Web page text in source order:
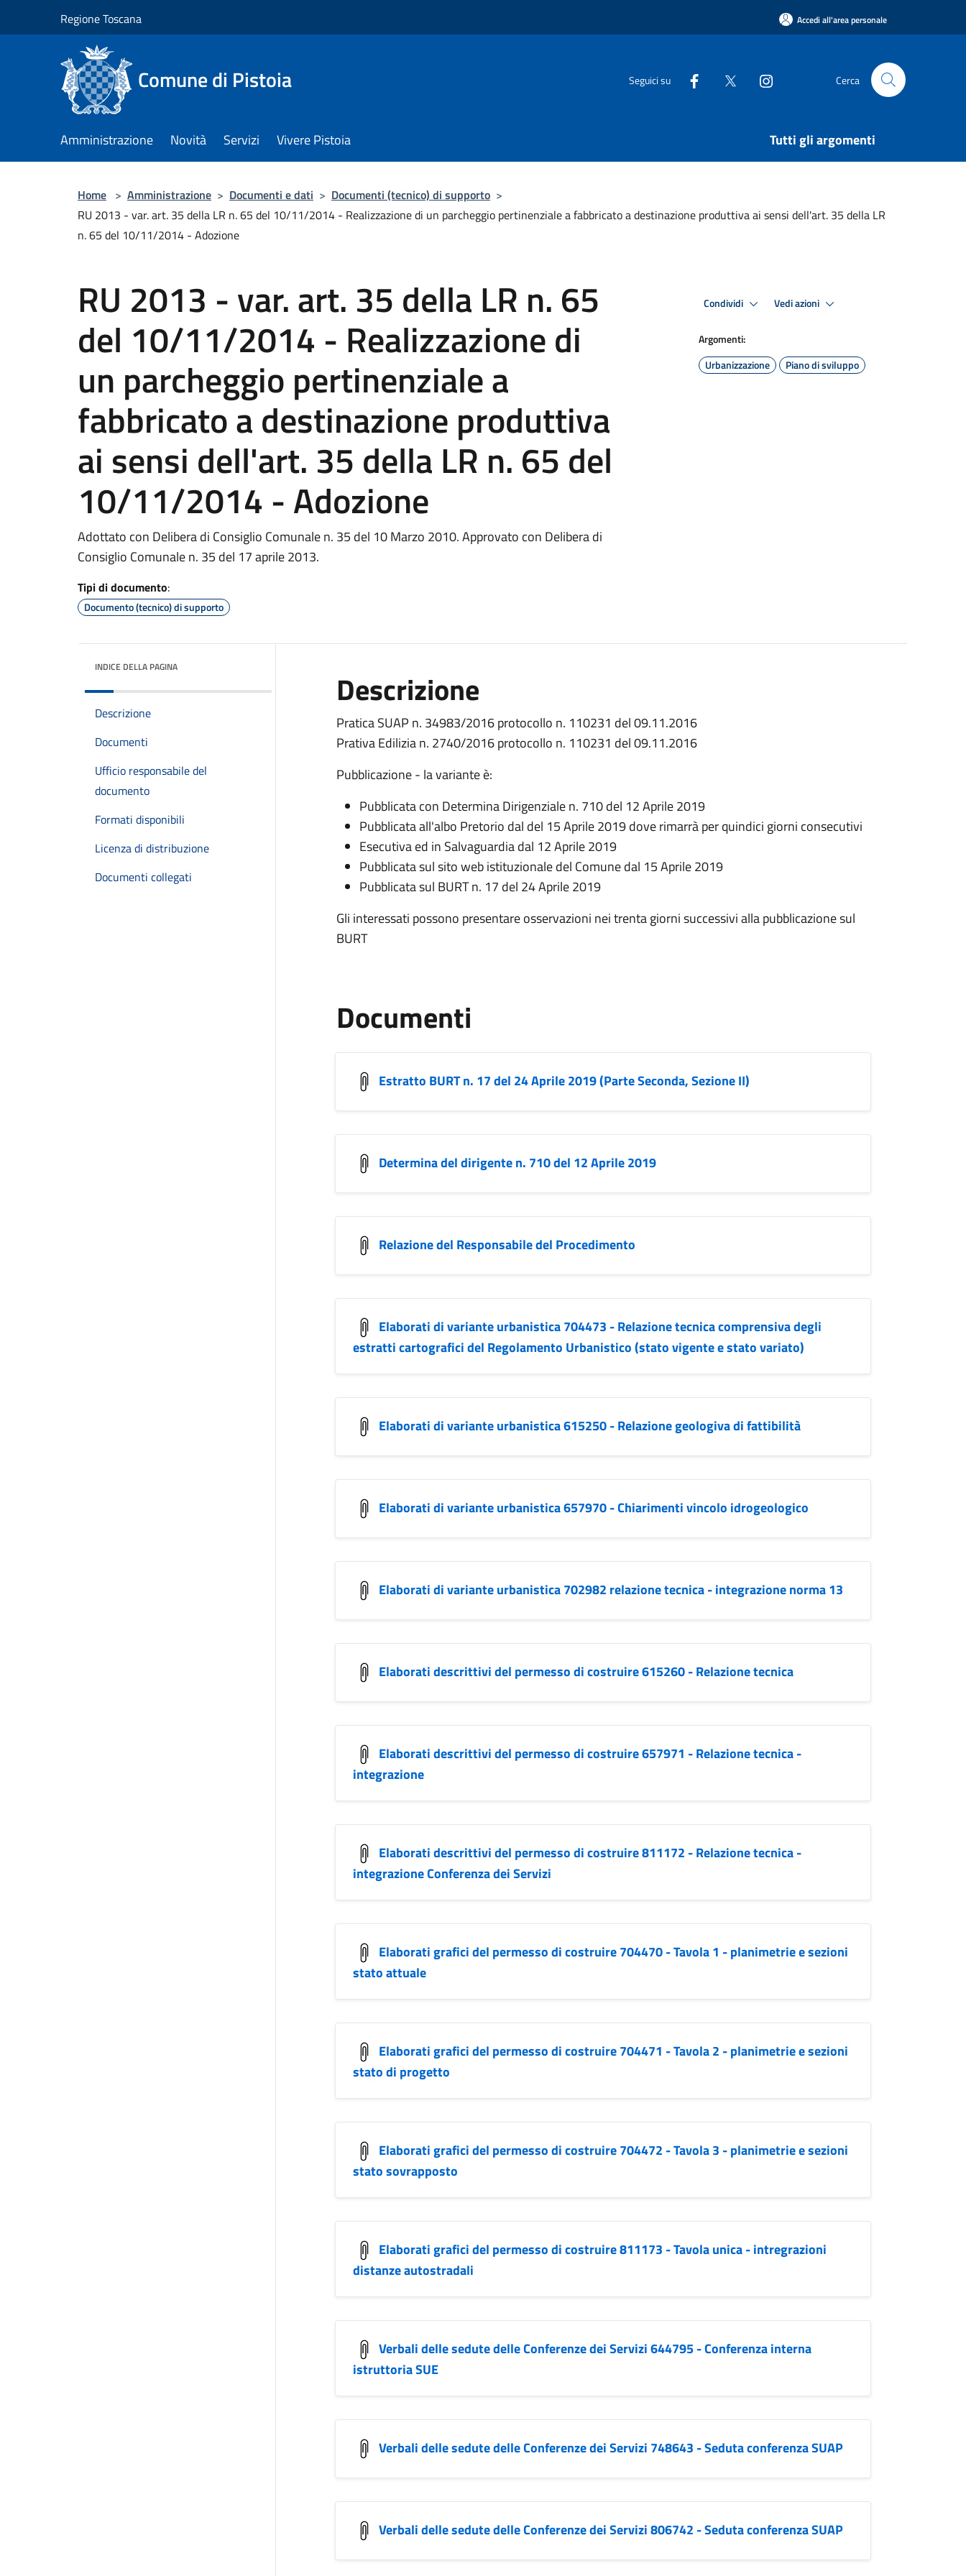
Regione Toscana Accedi all'area personale
Comune di Pistoia Seguici su Cerca
Amministrazione Novità Servizi Vivere Pistoia Tutti gli argomenti
Home > Amministrazione > Documenti e dati > Documenti (tecnico) di supporto >
RU 2013 - var. art. 35 della LR n. 65 del 10/11/2014 - Realizzazione di un parcheggio pertinenziale a fabbricato a destinazione produttiva ai sensi dell'art. 35 della LR
n. 65 del 10/11/2014 - Adozione
RU 2013 - var. art. 35 della LR n. 65
del 10/11/2014 - Realizzazione di
un parcheggio pertinenziale a
fabbricato a destinazione produttiva
ai sensi dell'art. 35 della LR n. 65 del
10/11/2014 - Adozione
Adottato con Delibera di Consiglio Comunale n. 35 del 10 Marzo 2010. Approvato con Delibera di
Consiglio Comunale n. 35 del 17 aprile 2013.
Tipi di documento:
Documento (tecnico) di supporto
Condividi Vedi azioni
Argomenti:
Urbanizzazione
Piano di sviluppo
INDICE DELLA PAGINA
Descrizione
Documenti
Ufficio responsabile del
documento
Formati disponibili
Licenza di distribuzione
Documenti collegati
Descrizione
Pratica SUAP n. 34983/2016 protocollo n. 110231 del 09.11.2016
Prativa Edilizia n. 2740/2016 protocollo n. 110231 del 09.11.2016
Pubblicazione - la variante è:
Pubblicata con Determina Dirigenziale n. 710 del 12 Aprile 2019
Pubblicata all'albo Pretorio dal del 15 Aprile 2019 dove rimarrà per quindici giorni consecutivi
Esecutiva ed in Salvaguardia dal 12 Aprile 2019
Pubblicata sul sito web istituzionale del Comune dal 15 Aprile 2019
Pubblicata sul BURT n. 17 del 24 Aprile 2019
Gli interessati possono presentare osservazioni nei trenta giorni successivi alla pubblicazione sul
BURT
Documenti
Estratto BURT n. 17 del 24 Aprile 2019 (Parte Seconda, Sezione II)
Determina del dirigente n. 710 del 12 Aprile 2019
Relazione del Responsabile del Procedimento
Elaborati di variante urbanistica 704473 - Relazione tecnica comprensiva degli
estratti cartografici del Regolamento Urbanistico (stato vigente e stato variato)
Elaborati di variante urbanistica 615250 - Relazione geologiva di fattibilità
Elaborati di variante urbanistica 657970 - Chiarimenti vincolo idrogeologico
Elaborati di variante urbanistica 702982 relazione tecnica - integrazione norma 13
Elaborati descrittivi del permesso di costruire 615260 - Relazione tecnica
Elaborati descrittivi del permesso di costruire 657971 - Relazione tecnica -
integrazione
Elaborati descrittivi del permesso di costruire 811172 - Relazione tecnica -
integrazione Conferenza dei Servizi
Elaborati grafici del permesso di costruire 704470 - Tavola 1 - planimetrie e sezioni
stato attuale
Elaborati grafici del permesso di costruire 704471 - Tavola 2 - planimetrie e sezioni
stato di progetto
Elaborati grafici del permesso di costruire 704472 - Tavola 3 - planimetrie e sezioni
stato sovrapposto
Elaborati grafici del permesso di costruire 811173 - Tavola unica - intregrazioni
distanze autostradali
Verbali delle sedute delle Conferenze dei Servizi 644795 - Conferenza interna
istruttoria SUE
Verbali delle sedute delle Conferenze dei Servizi 748643 - Seduta conferenza SUAP
Verbali delle sedute delle Conferenze dei Servizi 806742 - Seduta conferenza SUAP